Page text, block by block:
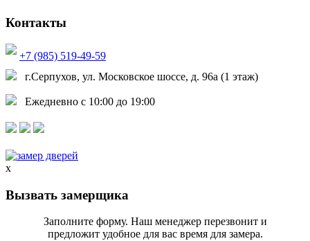
Контакты
+7 (985) 519-49-59
г.Серпухов, ул. Московское шоссе, д. 96а (1 этаж)
Ежедневно с 10:00 до 19:00
x
Вызвать замерщика
Заполните форму. Наш менеджер перезвонит и
предложит удобное для вас время для замера.